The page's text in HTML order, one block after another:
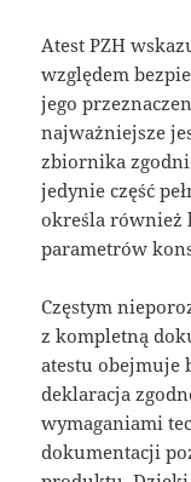
Atest PZH
względem
jego
najważniejsze
zbiornika
jedynie część
określa również
parametrów
Częstym
z kompletną
atestu obejmuje
deklaracja
wymaganiami
dokumentacji